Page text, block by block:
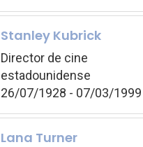
Stanley Kubrick
Director de cine
estadounidense
26/07/1928 - 07/03/1999
Lana Turner